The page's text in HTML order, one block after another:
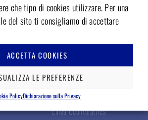
che tipo di cookies utilizzare. Per una
del sito ti consigliamo di accettare
ACCETTA COOKIES
LE PREFERENZE
PolicyDichiarazione sulla Privacy
LE NOSTRE LINEE
Linea Chirurgica
Linea Odontoiatrica